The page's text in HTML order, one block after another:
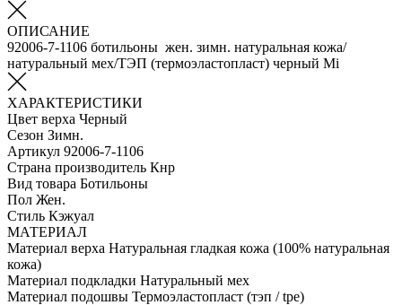
ОПИСАНИЕ
92006-7-1106 ботильоны жен. зимн. натуральная кожа/
натуральный мех/ТЭП (термоэластопласт) черный Mi
ХАРАКТЕРИСТИКИ
Цвет верха Черный
Сезон Зимн.
Артикул 92006-7-1106
Страна производитель Кнр
Вид товара Ботильоны
Пол Жен.
Стиль Кэжуал
МАТЕРИАЛ
Материал верха Натуральная гладкая кожа (100% натуральная
кожа)
Материал подкладки Натуральный мех
Материал подошвы Термоэластопласт (тэп / tpe)